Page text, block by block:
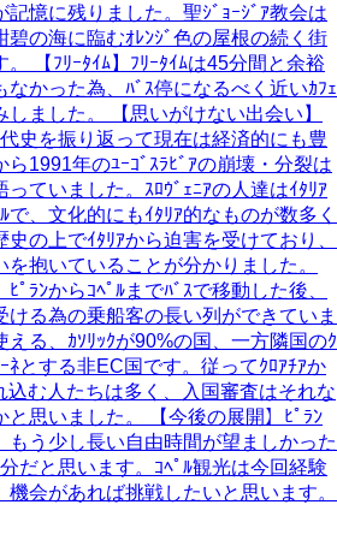
憶に残りました。聖ｼﾞｮｰｼﾞｱ教会は
の海に臨むｵﾚﾝｼﾞ色の屋根の続く街
【ﾌﾘｰﾀｲﾑ】ﾌﾘｰﾀｲﾑは45分間と余裕
かった為、ﾊﾞｽ停になるべく近いｶﾌｪ
ました。 【思いがけない出会い】
史を振り返って現在は経済的にも豊
1991年のﾕｰｺﾞｽﾗﾋﾞｱの崩壊・分裂は
ていました。ｽﾛｳﾞｪﾆｱの人達はｲﾀﾘｱ
で、文化的にもｲﾀﾘｱ的なものが数多く
の上でｲﾀﾘｱから迫害を受けており、
を抱いていることが分かりました。
ﾋﾟﾗﾝからｺﾍﾟﾙまでﾊﾞｽで移動した後、
る為の乗船客の長い列ができていま
える、ｶｿﾘｯｸが90%の国、一方隣国のｸ
ﾈとする非EC国です。従ってｸﾛｱﾁｱか
込む人たちは多く、入国審査はそれな
と思いました。 【今後の展開】ﾋﾟﾗﾝ
もう少し長い自由時間が望ましかった
だと思います。ｺﾍﾟﾙ観光は今回経験
会があれば挑戦したいと思います。